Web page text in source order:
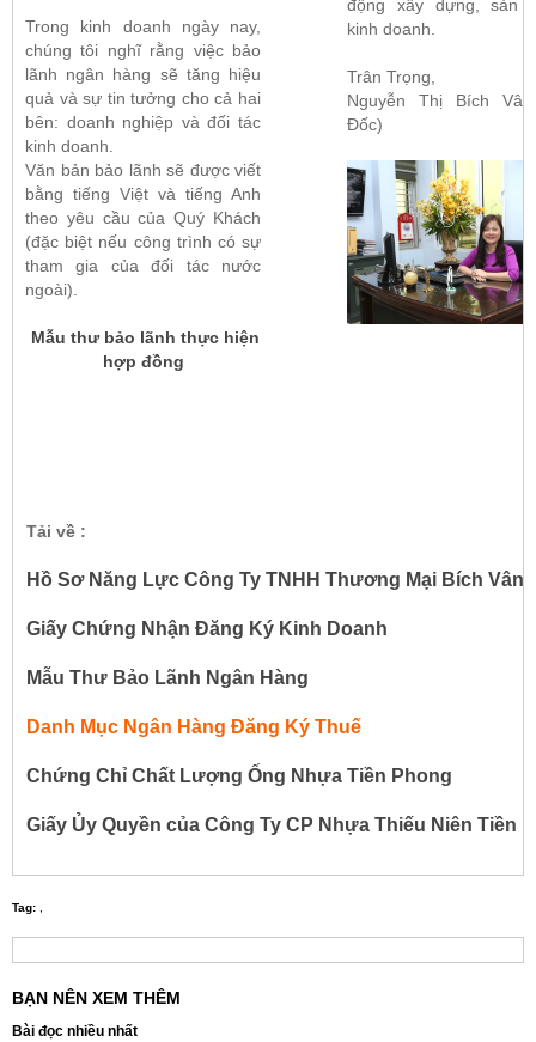
Trong kinh doanh ngày nay,
chúng tôi nghĩ rằng việc bảo
lãnh ngân hàng sẽ tăng hiệu
quả và sự tin tưởng cho cả hai
bên: doanh nghiệp và đối tác
kinh doanh.
Văn bản bảo lãnh sẽ được viết
bằng tiếng Việt và tiếng Anh
theo yêu cầu của Quý Khách
(đặc biệt nếu công trình có sự
tham gia của đối tác nước
ngoài).
Mẫu thư bảo lãnh thực hiện
hợp đồng
động xây dựng, sản
kinh doanh.
Trân Trọng,
Nguyễn Thị Bích
Đốc)
Tải về :
Hồ Sơ Năng Lực Công Ty TNHH Thương Mại Bích Vân
Giấy Chứng Nhận Đăng Ký Kinh Doanh
Mẫu Thư Bảo Lãnh Ngân Hàng
Danh Mục Ngân Hàng Đăng Ký Thuế
Chứng Chỉ Chất Lượng Ống Nhựa Tiền Phong
Giấy Ủy Quyền của Công Ty CP Nhựa Thiếu Niên Tiền
Tag: ,
BẠN NÊN XEM THÊM
Bài đọc nhiều nhất